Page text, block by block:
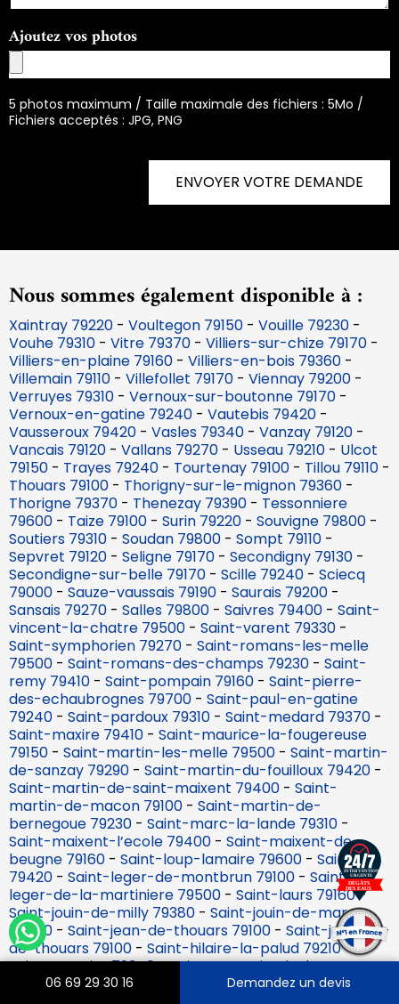
06 69 29 30 16 Demandez un devis
Ajoutez vos photos
5 photos maximum / Taille maximale des fichiers : 5Mo /
Fichiers acceptés : JPG, PNG
ENVOYER VOTRE DEMANDE
Nous sommes également disponible à :
Xaintray 79220 - Voultegon 79150 - Vouille 79230 -
Vouhe 79310 - Vitre 79370 - Villiers-sur-chize 79170 -
Villiers-en-plaine 79160 - Villiers-en-bois 79360 -
Villemain 79110 - Villefollet 79170 - Viennay 79200 -
Verruyes 79310 - Vernoux-sur-boutonne 79170 -
Vernoux-en-gatine 79240 - Vautebis 79420 -
Vausseroux 79420 - Vasles 79340 - Vanzay 79120 -
Vancais 79120 - Vallans 79270 - Usseau 79210 - Ulcot
79150 - Trayes 79240 - Tourtenay 79100 - Tillou 79110 -
Thouars 79100 - Thorigny-sur-le-mignon 79360 -
Thorigne 79370 - Thenezay 79390 - Tessonniere
79600 - Taize 79100 - Surin 79220 - Souvigne 79800 -
Soutiers 79310 - Soudan 79800 - Sompt 79110 -
Sepvret 79120 - Seligne 79170 - Secondigny 79130 -
Secondigne-sur-belle 79170 - Scille 79240 - Sciecq
79000 - Sauze-vaussais 79190 - Saurais 79200 -
Sansais 79270 - Salles 79800 - Saivres 79400 - Saint-
vincent-la-chatre 79500 - Saint-varent 79330 -
Saint-symphorien 79270 - Saint-romans-les-melle
79500 - Saint-romans-des-champs 79230 - Saint-
remy 79410 - Saint-pompain 79160 - Saint-pierre-
des-echaubrognes 79700 - Saint-paul-en-gatine
79240 - Saint-pardoux 79310 - Saint-medard 79370 -
Saint-maxire 79410 - Saint-maurice-la-fougereuse
79150 - Saint-martin-les-melle 79500 - Saint-martin-
de-sanzay 79290 - Saint-martin-du-fouilloux 79420 -
Saint-martin-de-saint-maixent 79400 - Saint-
martin-de-macon 79100 - Saint-martin-de-
bernegoue 79230 - Saint-marc-la-lande 79310 -
Saint-maixent-l’ecole 79400 - Saint-maixent-de-
beugne 79160 - Saint-loup-lamaire 79600 - Saint-lin
79420 - Saint-leger-de-montbrun 79100 - Saint-
leger-de-la-martiniere 79500 - Saint-laurs 79160-
Saint-jouin-de-milly 79380 - Saint-jouin-de-marnes
79600 - Saint-jean-de-thouars 79100 - Saint-jacques-
de-thouars 79100 - Saint-hilaire-la-palud 79210-
Saint-germier 79340-Saint-germain-de-longue-
chaume 79200-Saint-georges-de-rex 79210-Saint-